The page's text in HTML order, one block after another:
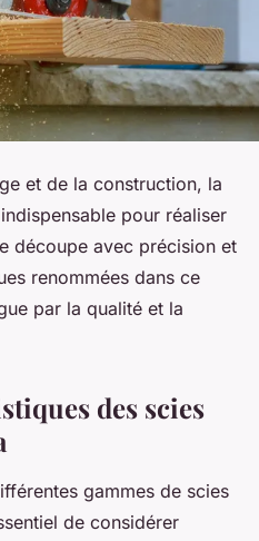
et de la construction, la
pour réaliser
découpe avec précision et
renommées dans ce
par la qualité et la
des scies
gammes de scies
de considérer